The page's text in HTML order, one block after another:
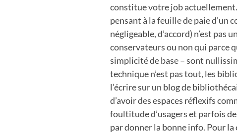
constitue votre job
pensant à la feuille de paie d’un
négligeable, d’accord) n’est pas
conservateurs ou non qui parce
simplicité de base – sont
technique n’est pas tout, les
l’écrire sur un blog de
d’avoir des espaces réflexifs
foultitude d’usagers et parfois
par donner la bonne info. Pour